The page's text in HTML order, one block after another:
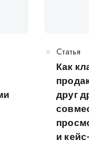
Категория
Статья
Как
друг
и